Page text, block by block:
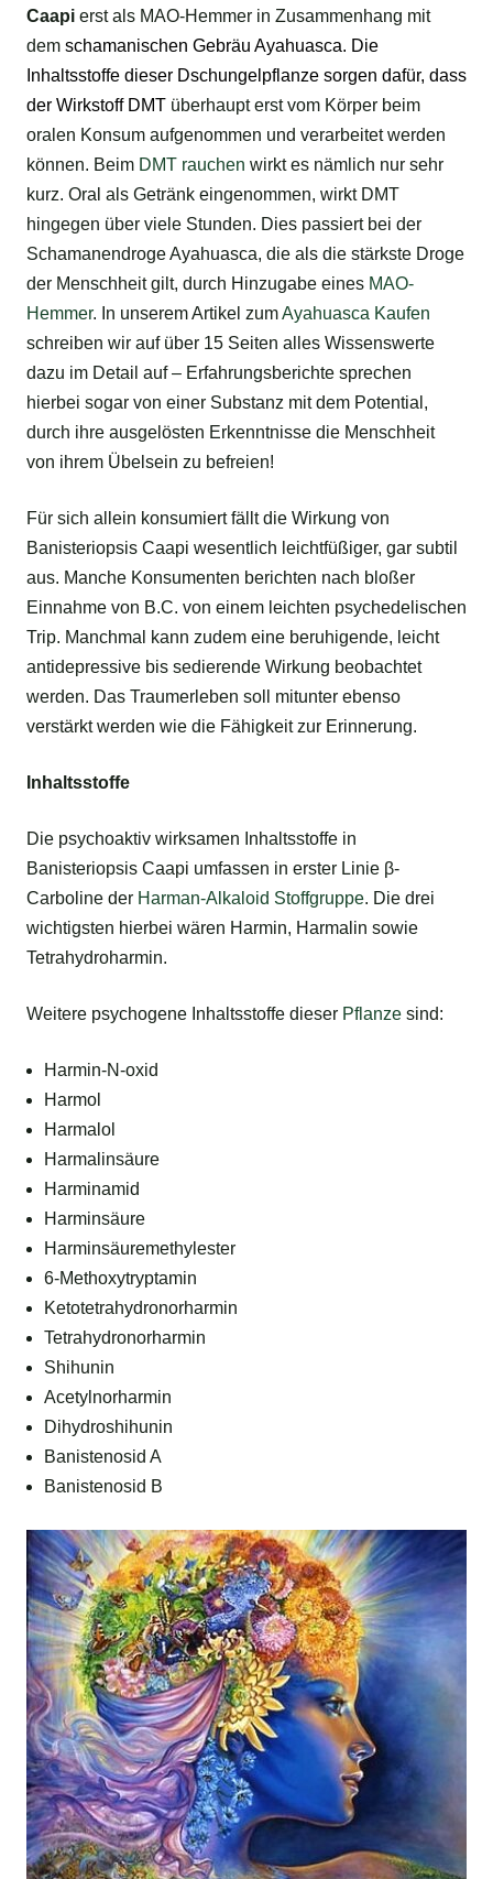
Caapi erst als MAO-Hemmer in Zusammenhang mit
dem schamanischen Gebräu Ayahuasca. Die
Inhaltsstoffe dieser Dschungelpflanze sorgen dafür, dass
der Wirkstoff DMT überhaupt erst vom Körper beim
oralen Konsum aufgenommen und verarbeitet werden
können. Beim DMT rauchen wirkt es nämlich nur sehr
kurz. Oral als Getränk eingenommen, wirkt DMT
hingegen über viele Stunden. Dies passiert bei der
Schamanendroge Ayahuasca, die als die stärkste Droge
der Menschheit gilt, durch Hinzugabe eines MAO-
Hemmer. In unserem Artikel zumAyahuasca Kaufen
schreiben wir auf über 15 Seiten alles Wissenswerte
dazu im Detail auf – Erfahrungsberichte sprechen
hierbei sogar von einer Substanz mit dem Potential,
durch ihre ausgelösten Erkenntnisse die Menschheit
von ihrem Übelsein zu befreien!
Für sich allein konsumiert fällt die Wirkung von
Banisteriopsis Caapi wesentlich leichtfüßiger, gar subtil
aus. Manche Konsumenten berichten nach bloßer
Einnahme von B.C. von einem leichten psychedelischen
Trip. Manchmal kann zudem eine beruhigende, leicht
antidepressive bis sedierende Wirkung beobachtet
werden. Das Traumerleben soll mitunter ebenso
verstärkt werden wie die Fähigkeit zur Erinnerung.
Inhaltsstoffe
Die psychoaktiv wirksamen Inhaltsstoffe in
Banisteriopsis Caapi umfassen in erster Linie β-
Carboline der Harman-Alkaloid Stoffgruppe. Die drei
wichtigsten hierbei wären Harmin, Harmalin sowie
Tetrahydroharmin.
Weitere psychogene Inhaltsstoffe dieser Pflanze sind:
Harmin-N-oxid
Harmol
Harmalol
Harmalinsäure
Harminamid
Harminsäure
Harminsäuremethylester
6-Methoxytryptamin
Ketotetrahydronorharmin
Tetrahydronorharmin
Shihunin
Acetylnorharmin
Dihydroshihunin
Banistenosid A
Banistenosid B